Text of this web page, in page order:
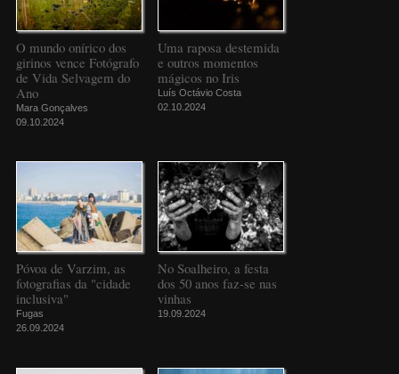
O mundo onírico dos
girinos vence Fotógrafo
de Vida Selvagem do
Ano
Mara Gonçalves
09.10.2024
Uma raposa destemida
e outros momentos
mágicos no Iris
Luís Octávio Costa
02.10.2024
Póvoa de Varzim, as
fotografias da "cidade
inclusiva"
Fugas
26.09.2024
No Soalheiro, a festa
dos 50 anos faz-se nas
vinhas
19.09.2024